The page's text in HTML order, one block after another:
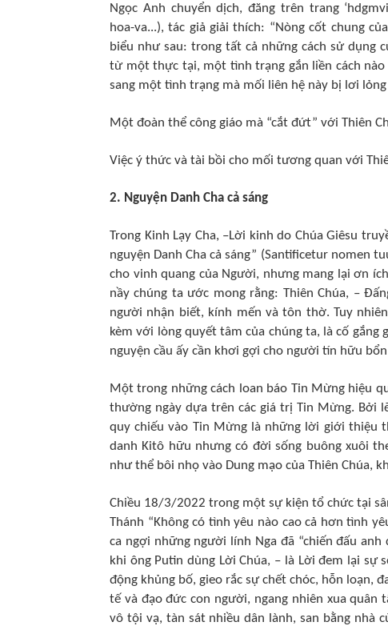
Ngọc Anh chuyển dịch, đăng trên trang ‘
hoa-va...), tác giả giải thích: “Nòng cốt chung
biểu như sau: trong tất cả những cách sử dụng
từ một thực tại, một tình trạng gắn liền cách nào
sang một tình trạng mà mối liên hệ này bị lơi
Một đoàn thể công giáo mà “cắt đứt” với Thiên
Việc ý thức và tài bồi cho mối tương quan với
2. Nguyện Danh Cha cả sáng
Trong Kinh Lạy Cha, –Lời kinh do Chúa Giêsu
nguyện Danh Cha cả sáng” (Santificetur nomen
cho vinh quang của Người, nhưng mang lại ơn
nầy chúng ta ước mong rằng: Thiên Chúa, –
người nhận biết, kính mến và tôn thờ. Tuy
kèm với lòng quyết tâm của chúng ta, là cố
nguyện cầu ấy cần khơi gợi cho người tín hữu
Một trong những cách loan báo Tin Mừng hiệu
thường ngày dựa trên các giá trị Tin Mừng. Bởi
quy chiếu vào Tin Mừng là những lời giới thiệu
danh Kitô hữu nhưng có đời sống buông xuôi
như thể bôi nhọ vào Dung mạo của Thiên Chúa,
Chiều 18/3/2022 trong một sự kiện tổ chức tại
Thánh “Không có tình yêu nào cao cả hơn tình
ca ngợi những người lính Nga đã “chiến đấu
khi ông Putin dùng Lời Chúa, – là Lời đem lại sự
động khủng bố, gieo rắc sự chết chóc, hỗn loạn,
tế và đạo đức con người, ngang nhiên xua quân
vô tội vạ, tàn sát nhiều dân lành, san bằng nhà